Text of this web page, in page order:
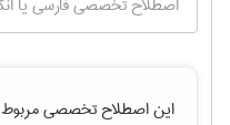
این اصطلاح تخصصی مربوط